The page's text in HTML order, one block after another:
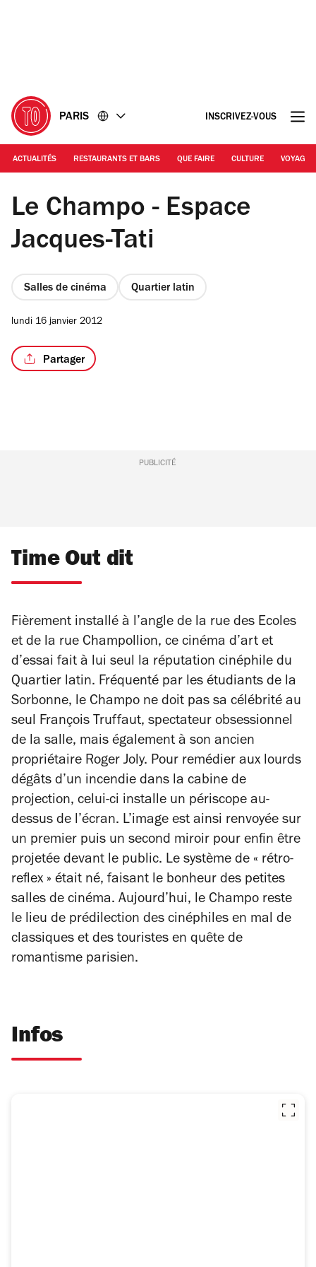
PARIS INSCRIVEZ-VOUS
ACTUALITÉS RESTAURANTS ET BARS QUE FAIRE CULTURE VOYAGE
Time Out | Le Champo
Le Champo - Espace
Jacques-Tati
Salles de cinéma Quartier latin
lundi 16 janvier 2012
Partager
PUBLICITÉ
Time Out dit
Fièrement installé à l’angle de la rue des Ecoles
et de la rue Champollion, ce cinéma d’art et
d’essai fait à lui seul la réputation cinéphile du
Quartier latin. Fréquenté par les étudiants de la
Sorbonne, le Champo ne doit pas sa célébrité au
seul François Truffaut, spectateur obsessionnel
de la salle, mais également à son ancien
propriétaire Roger Joly. Pour remédier aux lourds
dégâts d’un incendie dans la cabine de
projection, celui-ci installe un périscope au-
dessus de l’écran. L’image est ainsi renvoyée sur
un premier puis un second miroir pour enfin être
projetée devant le public. Le système de « rétro-
reflex » était né, faisant le bonheur des petites
salles de cinéma. Aujourd’hui, le Champo reste
le lieu de prédilection des cinéphiles en mal de
classiques et des touristes en quête de
romantisme parisien.
Infos